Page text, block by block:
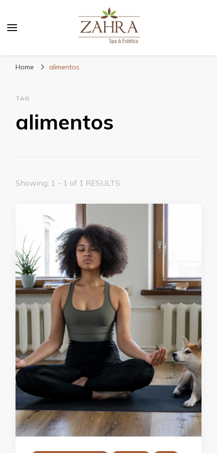
e relaxamento
Home alimentos
TAG
alimentos
Showing: 1 - 1 of 1 RESULTS